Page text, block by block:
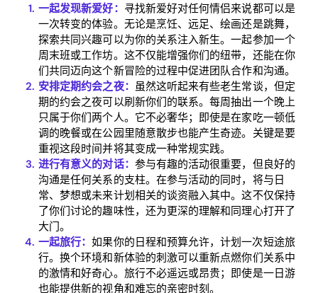
Home
Blog
Download
一起发现新爱好： 寻找新爱好对任何情侣来说都可以是
一次转变的体验。无论是烹饪、远足、绘画还是跳舞，
探索共同兴趣可以为你的关系注入新生。一起参加一个
周末班或工作坊。这不仅能增强你们的纽带，还能在你
们共同迈向这个新冒险的过程中促进团队合作和沟通。
安排定期约会之夜： 虽然这听起来有些老生常谈，但定
期的约会之夜可以刷新你们的联系。每周抽出一个晚上
只属于你们两个人。它不必奢华；即使是在家吃一顿低
调的晚餐或在公园里随意散步也能产生奇迹。关键是要
重视这段时间并将其变成一种常规实践。
进行有意义的对话： 参与有趣的活动很重要，但良好的
沟通是任何关系的支柱。在参与活动的同时，将与日
常、梦想或未来计划相关的谈资融入其中。这不仅保持
了你们讨论的趣味性，还为更深的理解和同理心打开了
大门。
一起旅行：如果你的日程和预算允许，计划一次短途旅
行。换个环境和新体验的刺激可以重新点燃你们关系中
的激情和好奇心。旅行不必遥远或昂贵；即使是一日游
也能提供新的视角和难忘的亲密时刻。